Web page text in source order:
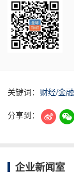
关键词： 财经/金融
分享到：
企业新闻室